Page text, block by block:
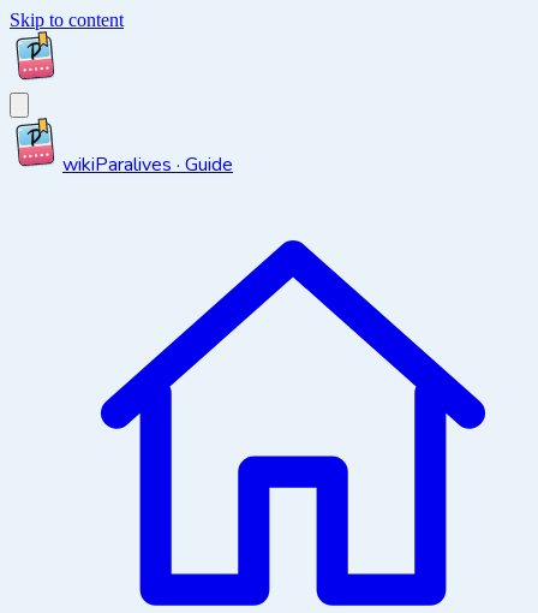
Skip to content
wikiParalives · Guide